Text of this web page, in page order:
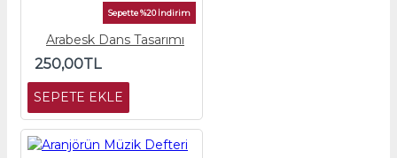
Sepette %20 İndirim
Arabesk Dans Tasarımı
250,00TL
SEPETE EKLE